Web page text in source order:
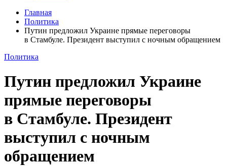
Главная
Политика
Путин предложил Украине прямые переговоры
в Стамбуле. Президент выступил с ночным обращением
Политика
Путин предложил Украине
прямые переговоры
в Стамбуле. Президент
выступил с ночным
обращением